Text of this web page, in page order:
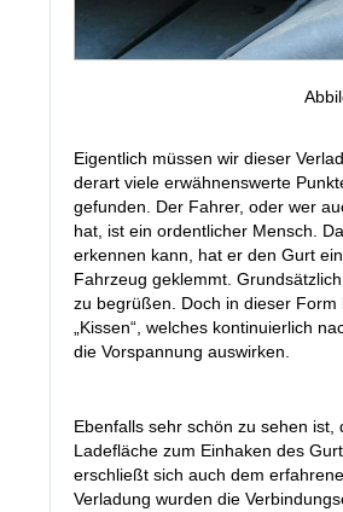
Eigentlich müssen wir dieser
derart viele erwähnenswerte
gefunden. Der Fahrer, oder wer
hat, ist ein ordentlicher Mensch.
erkennen kann, hat er den Gurt
Fahrzeug geklemmt.
zu begrüßen. Doch in dieser
„Kissen“, welches kontinuierlich
die Vorspannung auswirken.
Ebenfalls sehr schön zu sehen
Ladefläche zum Einhaken des
erschließt sich auch dem
Verladung wurden die